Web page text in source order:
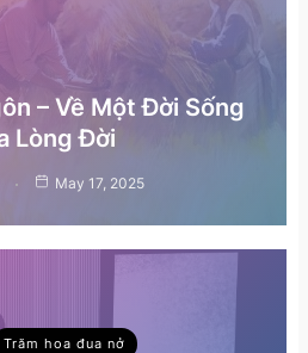
– Về Một Đời Sống
Lòng Đời
May 17, 2025
Trăm hoa đua nở